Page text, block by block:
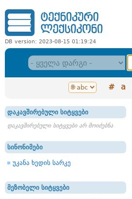
DB version: 2023-08-15 01:19:24
# a
დაკავშირებული სიტყვები
დაკავშირებული სიტყვები არ მოიძებნა
სინონიმები
უკანა ხედის სარკე
მეზობელი სიტყვები